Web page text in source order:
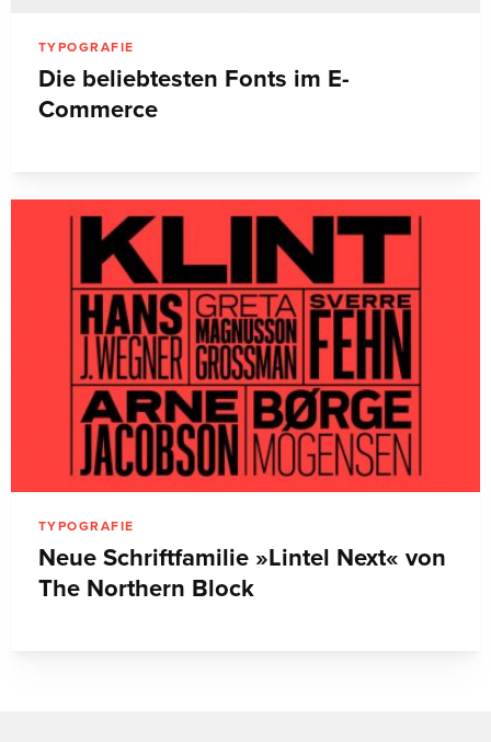
TYPOGRAFIE
Die beliebtesten Fonts im E-
Commerce
TYPOGRAFIE
Neue Schriftfamilie »Lintel Next« von
The Northern Block